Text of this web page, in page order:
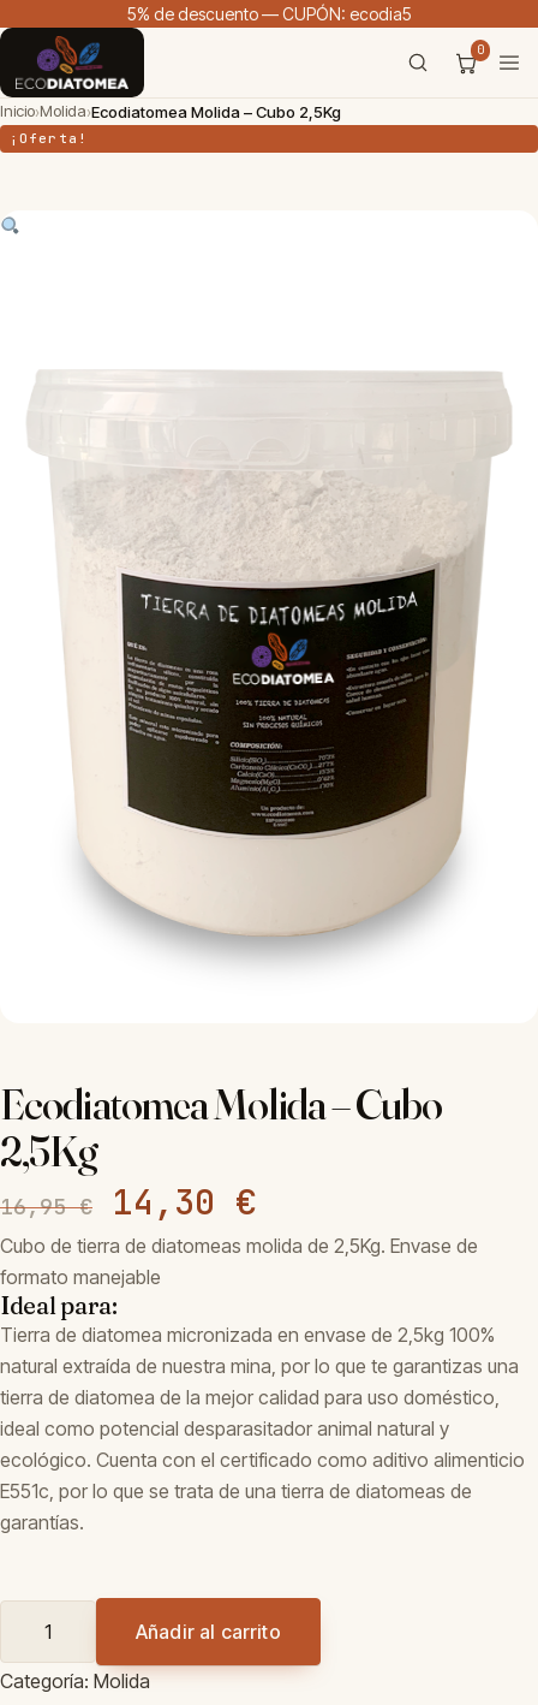
5% de descuento — CUPÓN: ecodia5
0
Inicio›Molida›Ecodiatomea Molida – Cubo 2,5Kg
¡Oferta!
Ecodiatomea Molida – Cubo
2,5Kg
16,95€
El
precio
original
era:
16,95 €.
14,30 €El
precio
es:
14,30 €.
Cubo de tierra de diatomeas molida de 2,5Kg. Envase de
formato manejable
Ideal para:
Tierra de diatomea micronizada en envase de 2,5kg 100%
natural extraída de nuestra mina, por lo que te garantizas una
tierra de diatomea de la mejor calidad para uso doméstico,
ideal como potencial desparasitador animal natural y
ecológico. Cuenta con el certificado como aditivo alimenticio
E551c, por lo que se trata de una tierra de diatomeas de
garantías.
Molida
–
Añadir al carrito
Categoría: Molida